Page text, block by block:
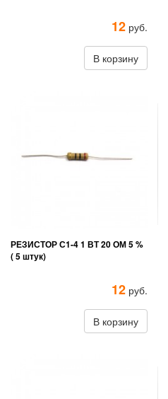
12 руб.
В корзину
РЕЗИСТОР С1-4 1 ВТ 20 ОМ 5 %
( 5 штук)
12 руб.
В корзину